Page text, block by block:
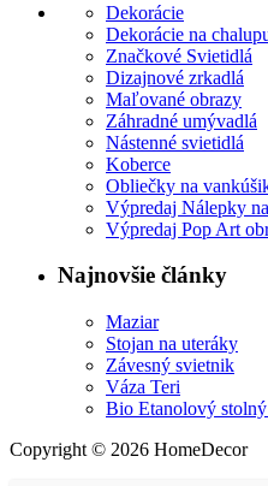
Dekorácie
Dekorácie na
Značkové Svietidlá
Dizajnové zrkadlá
Maľované obrazy
Záhradné umývadlá
Nástenné svietidlá
Koberce
Obliečky na
Výpredaj Nálepky
Výpredaj Pop Art
Najnovšie články
Maziar
Stojan na uteráky
Závesný svietnik
Váza Teri
Bio Etanolový
Copyright © 2026 HomeDecor